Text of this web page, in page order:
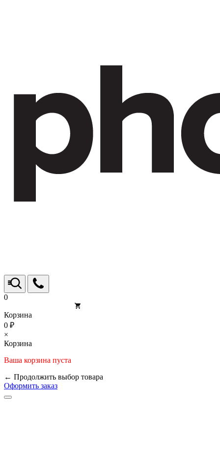
0
Корзина
0 ₽
×
Корзина
Ваша корзина пуста
← Продолжить выбор товара
Оформить заказ